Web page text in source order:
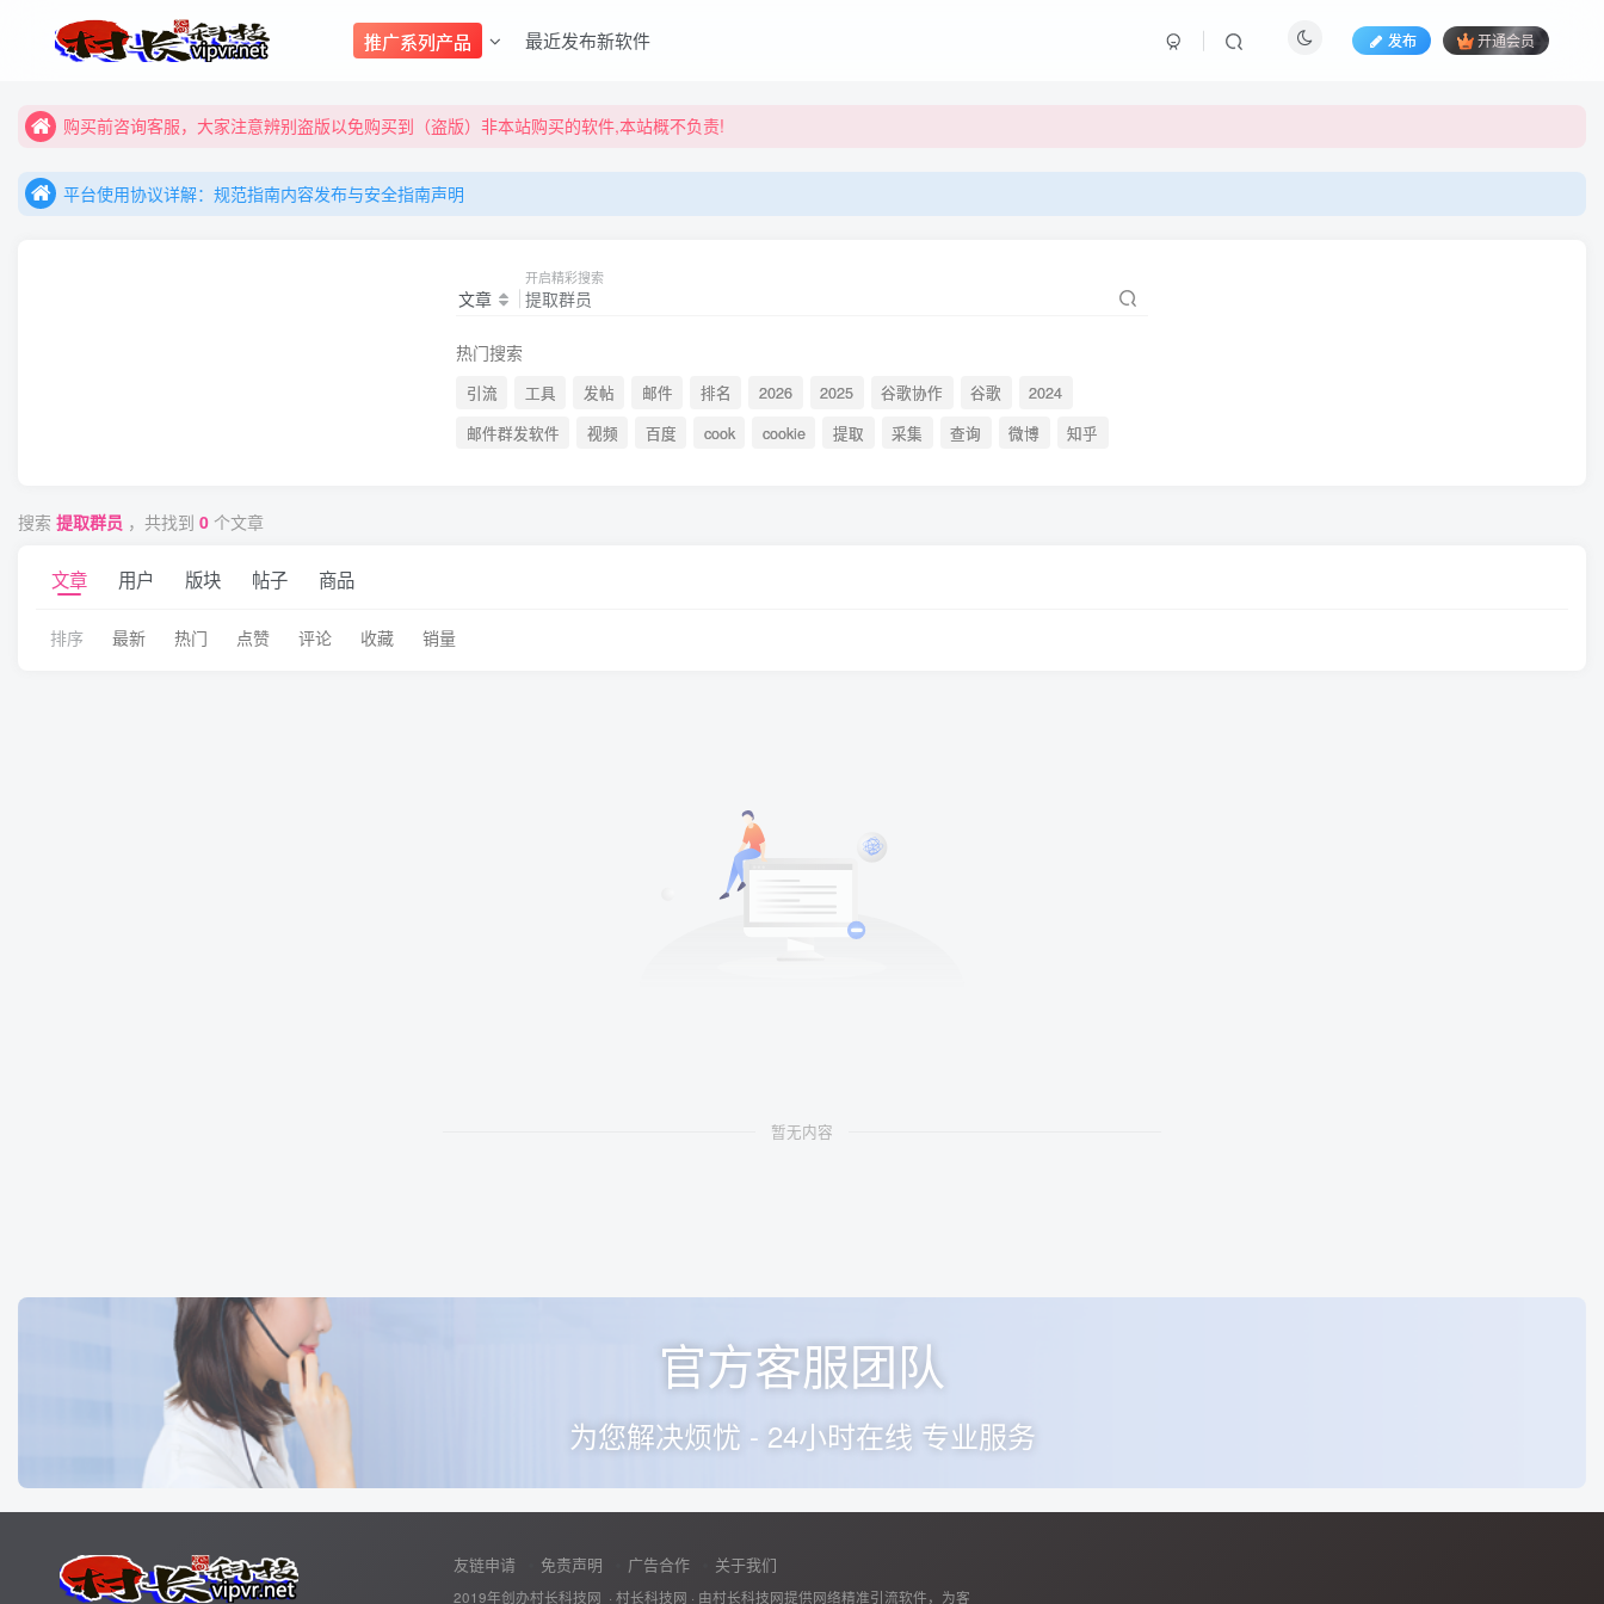
推广系列产品 最近发布新软件 发布 开通会员
购买前咨询客服，大家注意辨别盗版以免购买到（盗版）非本站购买的软件,本站概不负责!
购买前咨询客服，大家注意辨别盗版以免购买到（盗版）非本站购买的软件,本站概不负责!
平台使用协议详解：规范指南内容发布与安全指南声明
文章
开启精彩搜索
热门搜索
引流 工具 发帖 邮件 排名 2026 2025 谷歌协作 谷歌
2024
邮件群发软件
视频 百度 cook cookie 提取 采集 查询 微博 知乎
搜索 提取群员 ，共找到 0 个文章
文章 用户 版块 帖子 商品
排序 最新 热门 点赞 评论 收藏 销量
暂无内容
官方客服团队
为您解决烦忧 - 24小时在线 专业服务
友链申请 免责声明 广告合作 关于我们
2019年创办村长科技网 · 村长科技网 · 由村长科技网提供网络精准引流软件，为客